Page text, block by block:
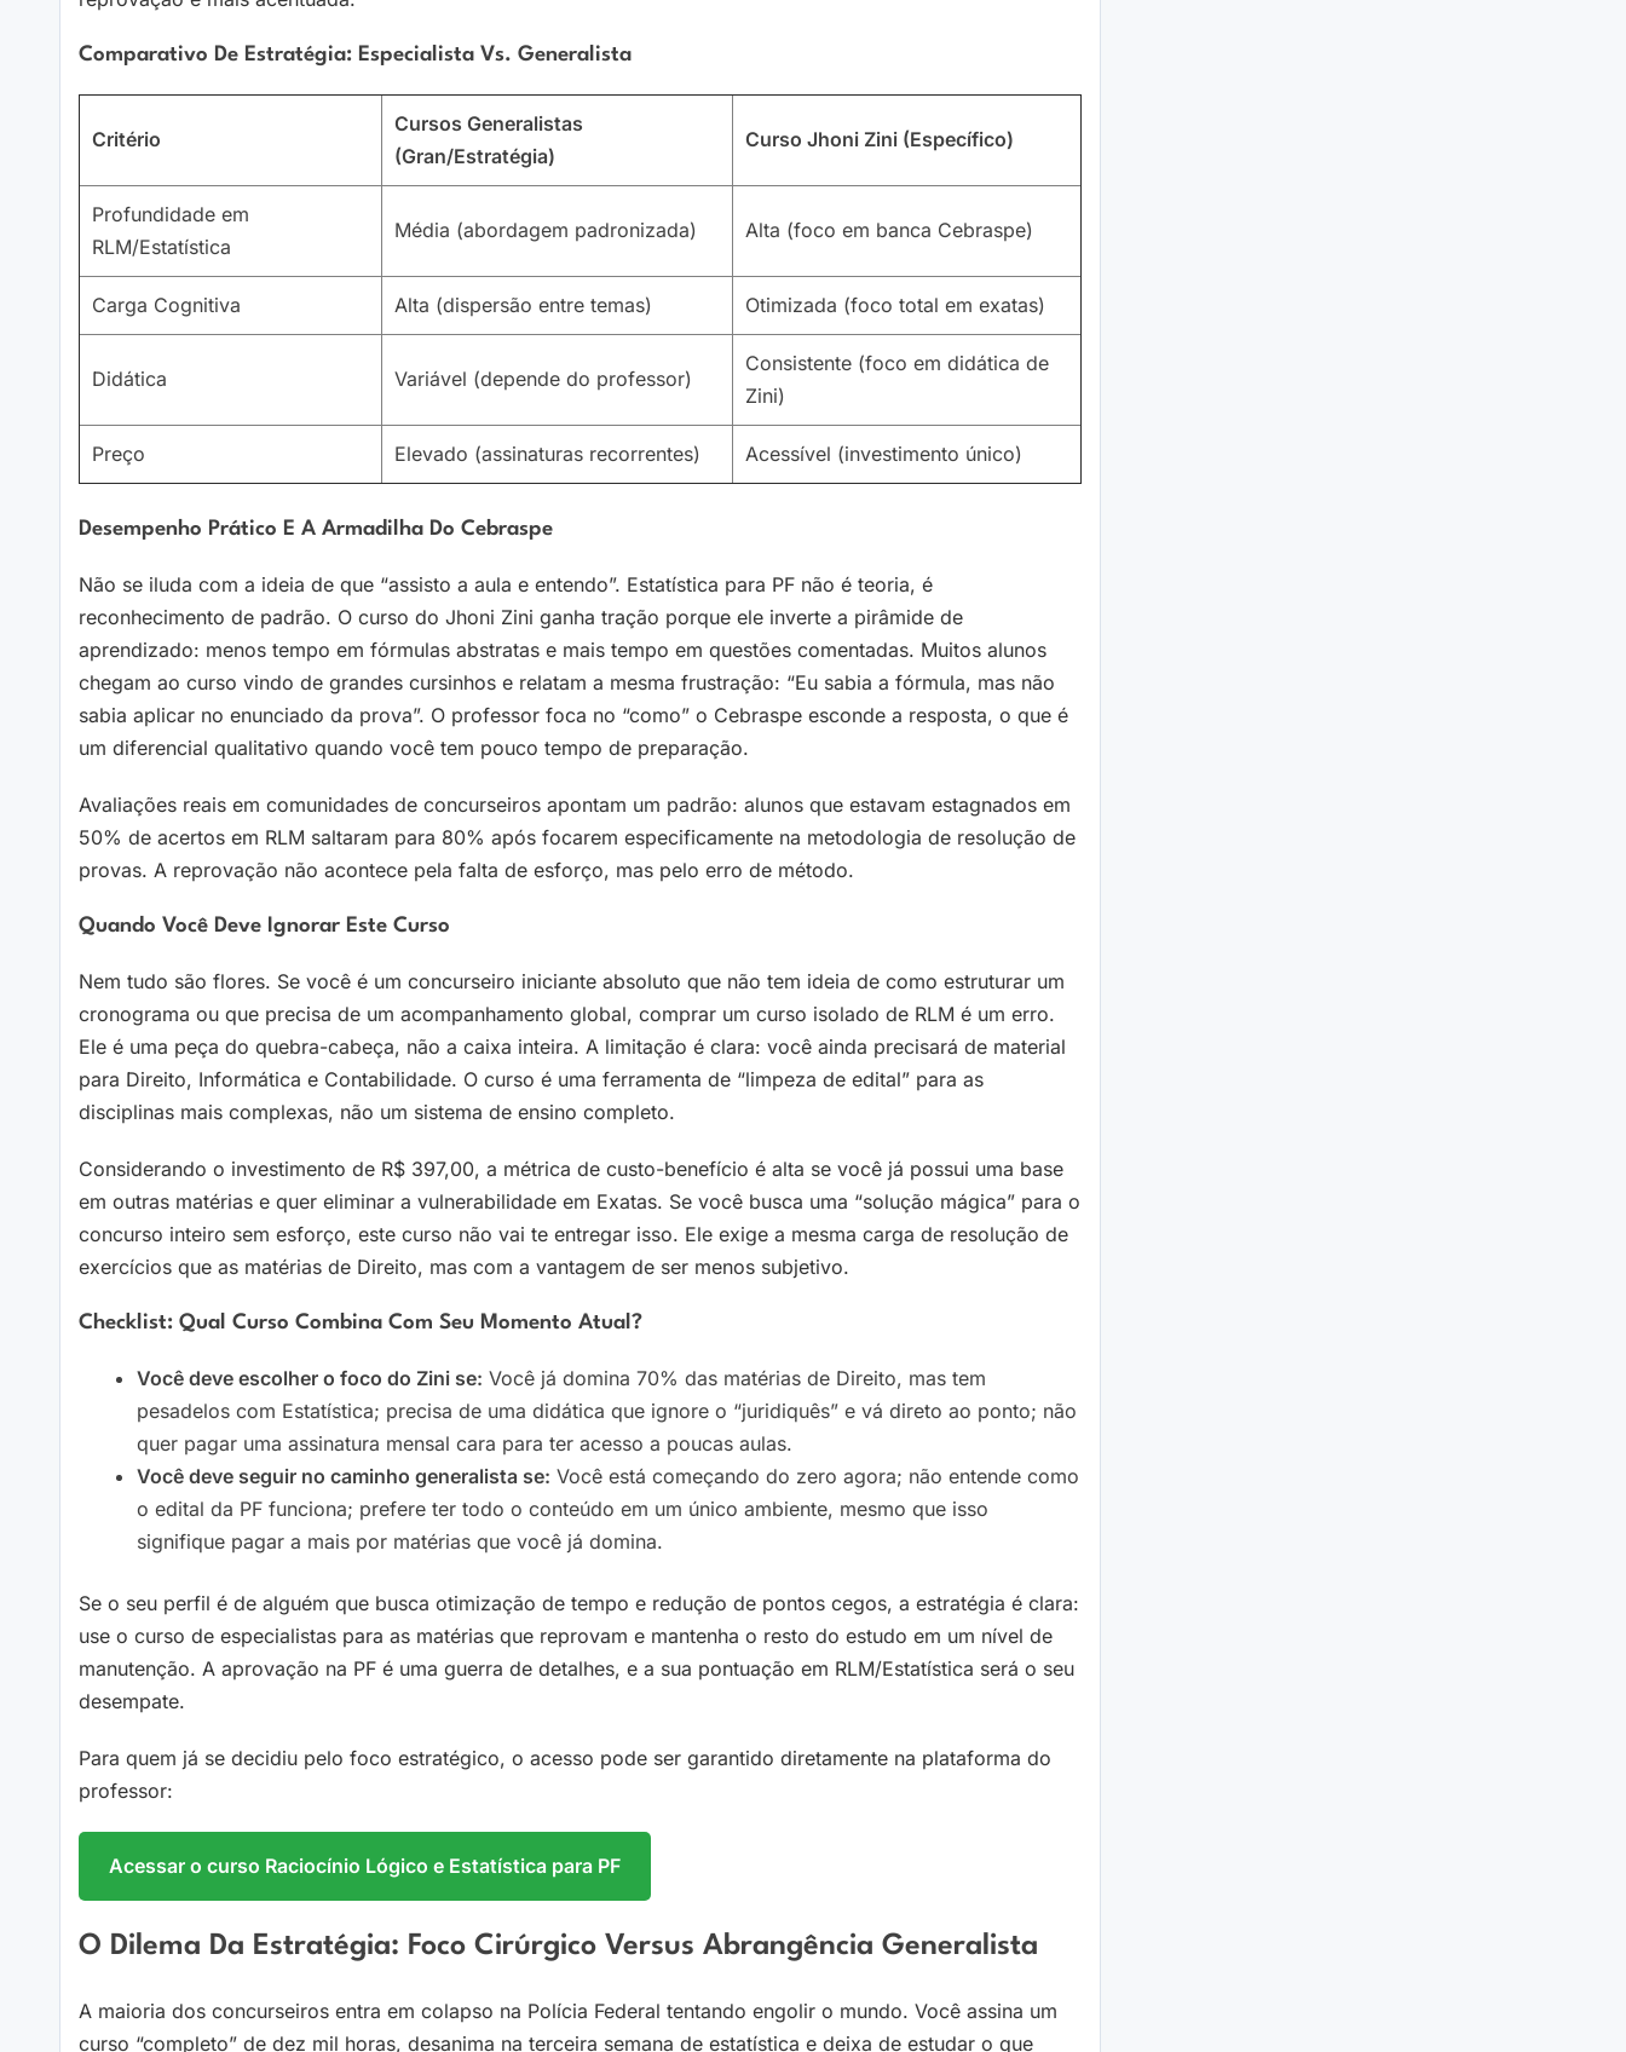
Comparativo De Estratégia: Especialista Vs. Generalista
Critério
Cursos Generalistas
(Gran/Estratégia)
Curso Jhoni Zini (Específico)
Profundidade em
RLM/Estatística
Média (abordagem padronizada) Alta (foco em banca Cebraspe)
Carga Cognitiva Alta (dispersão entre temas) Otimizada (foco total em exatas)
Didática Variável (depende do professor)
Consistente (foco em didática de
Zini)
Preço Elevado (assinaturas recorrentes) Acessível (investimento único)
Desempenho Prático E A Armadilha Do Cebraspe
Não se iluda com a ideia de que “assisto a aula e entendo”. Estatística para PF não é teoria, é
reconhecimento de padrão. O curso do Jhoni Zini ganha tração porque ele inverte a pirâmide de
aprendizado: menos tempo em fórmulas abstratas e mais tempo em questões comentadas. Muitos alunos
chegam ao curso vindo de grandes cursinhos e relatam a mesma frustração: “Eu sabia a fórmula, mas não
sabia aplicar no enunciado da prova”. O professor foca no “como” o Cebraspe esconde a resposta, o que é
um diferencial qualitativo quando você tem pouco tempo de preparação.
Avaliações reais em comunidades de concurseiros apontam um padrão: alunos que estavam estagnados em
50% de acertos em RLM saltaram para 80% após focarem especificamente na metodologia de resolução de
provas. A reprovação não acontece pela falta de esforço, mas pelo erro de método.
Quando Você Deve Ignorar Este Curso
Nem tudo são flores. Se você é um concurseiro iniciante absoluto que não tem ideia de como estruturar um
cronograma ou que precisa de um acompanhamento global, comprar um curso isolado de RLM é um erro.
Ele é uma peça do quebra-cabeça, não a caixa inteira. A limitação é clara: você ainda precisará de material
para Direito, Informática e Contabilidade. O curso é uma ferramenta de “limpeza de edital” para as
disciplinas mais complexas, não um sistema de ensino completo.
Considerando o investimento de R$ 397,00, a métrica de custo-benefício é alta se você já possui uma base
em outras matérias e quer eliminar a vulnerabilidade em Exatas. Se você busca uma “solução mágica” para o
concurso inteiro sem esforço, este curso não vai te entregar isso. Ele exige a mesma carga de resolução de
exercícios que as matérias de Direito, mas com a vantagem de ser menos subjetivo.
Checklist: Qual Curso Combina Com Seu Momento Atual?
Você deve escolher o foco do Zini se: Você já domina 70% das matérias de Direito, mas tem
pesadelos com Estatística; precisa de uma didática que ignore o “juridiquês” e vá direto ao ponto; não
quer pagar uma assinatura mensal cara para ter acesso a poucas aulas.
Você deve seguir no caminho generalista se: Você está começando do zero agora; não entende como
o edital da PF funciona; prefere ter todo o conteúdo em um único ambiente, mesmo que isso
signifique pagar a mais por matérias que você já domina.
Se o seu perfil é de alguém que busca otimização de tempo e redução de pontos cegos, a estratégia é clara:
use o curso de especialistas para as matérias que reprovam e mantenha o resto do estudo em um nível de
manutenção. A aprovação na PF é uma guerra de detalhes, e a sua pontuação em RLM/Estatística será o seu
desempate.
Para quem já se decidiu pelo foco estratégico, o acesso pode ser garantido diretamente na plataforma do
professor:
Acessar o curso Raciocínio Lógico e Estatística para PF
O Dilema Da Estratégia: Foco Cirúrgico Versus Abrangência Generalista
A maioria dos concurseiros entra em colapso na Polícia Federal tentando engolir o mundo. Você assina um
curso “completo” de dez mil horas, desanima na terceira semana de estatística e deixa de estudar o que